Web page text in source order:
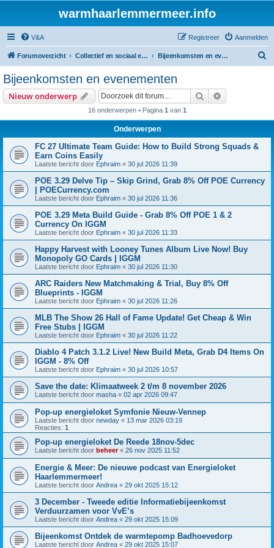
warmhaarlemmermeer.info
V&A Aanmelden
Registreer
Forumoverzicht Collectief en sociaal energie initiatief Bijeenkomsten en evenementen
Bijeenkomsten en evenementen
Nieuw onderwerp Zoek
16 onderwerpen • Pagina 1 van 1
Onderwerpen
FC 27 Ultimate Team Guide: How to Build Strong Squads &
Earn Coins Easily
Laatste bericht door Ephraim « 30 jul 2026 11:39
POE 3.29 Delve Tip – Skip Grind, Grab 8% Off POE Currency
| POECurrency.com
Laatste bericht door Ephraim « 30 jul 2026 11:36
POE 3.29 Meta Build Guide - Grab 8% Off POE 1 & 2
Currency On IGGM
Laatste bericht door Ephraim « 30 jul 2026 11:33
Happy Harvest with Looney Tunes Album Live Now! Buy
Monopoly GO Cards | IGGM
Laatste bericht door Ephraim « 30 jul 2026 11:30
ARC Raiders New Matchmaking & Trial, Buy 8% Off
Blueprints - IGGM
Laatste bericht door Ephraim « 30 jul 2026 11:26
MLB The Show 26 Hall of Fame Update! Get Cheap & Win
Free Stubs | IGGM
Laatste bericht door Ephraim « 30 jul 2026 11:22
Diablo 4 Patch 3.1.2 Live! New Build Meta, Grab D4 Items On
IGGM - 8% Off
Laatste bericht door Ephraim « 30 jul 2026 10:57
Save the date: Klimaatweek 2 t/m 8 november 2026
Laatste bericht door masha « 02 apr 2026 09:47
Pop-up energieloket Symfonie Nieuw-Vennep
Laatste bericht door newday « 13 mar 2026 03:19
Reacties: 1
Pop-up energieloket De Reede 18nov-5dec
Laatste bericht door beheer« 26 nov 2025 11:52
Energie & Meer: De nieuwe podcast van Energieloket
Haarlemmermeer!
Laatste bericht door Andrea « 29 okt 2025 15:12
3 December - Tweede editie Informatiebijeenkomst
Verduurzamen voor VvE’s
Laatste bericht door Andrea « 29 okt 2025 15:09
Bijeenkomst Ontdek de warmtepomp Badhoevedorp
Laatste bericht door Andrea « 29 okt 2025 15:07